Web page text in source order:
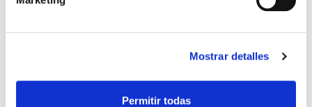
Mostrar detalles
Permitir todas